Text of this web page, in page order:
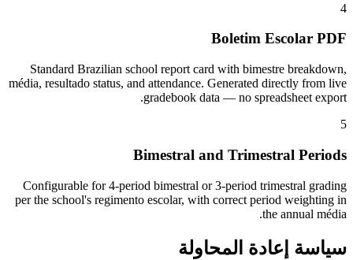
4
Boletim Escolar PDF
Standard Brazilian school report card with bimestre breakdown,
média, resultado status, and attendance. Generated directly from live
gradebook data — no spreadsheet export.
5
Bimestral and Trimestral Periods
Configurable for 4-period bimestral or 3-period trimestral grading
per the school's regimento escolar, with correct period weighting in
the annual média.
سياسة إعادة المحاولة